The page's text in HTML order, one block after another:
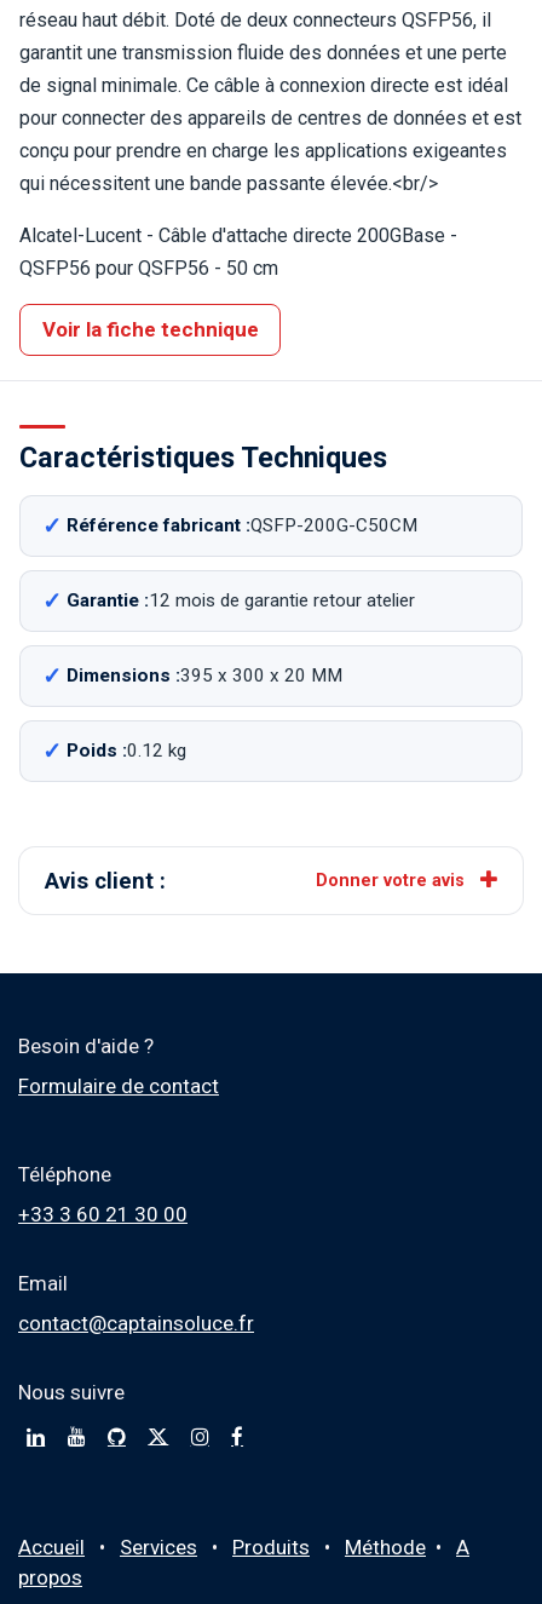
réseau haut débit. Doté de deux connecteurs QSFP56, il
garantit une transmission fluide des données et une perte
de signal minimale. Ce câble à connexion directe est idéal
pour connecter des appareils de centres de données et est
conçu pour prendre en charge les applications exigeantes
qui nécessitent une bande passante élevée.<br/>
Alcatel-Lucent - Câble d'attache directe 200GBase -
QSFP56 pour QSFP56 - 50 cm
Voir la fiche technique
Caractéristiques Techniques
Référence fabricant :QSFP-200G-C50CM
Garantie :12 mois de garantie retour atelier
Dimensions :395 x 300 x 20 MM
Poids :0.12 kg
Avis client : Donner votre avis
Besoin d'aide ?
Formulaire de contact
Téléphone
+33 3 60 21 30 00
Email
contact@captainsoluce.fr
Nous suivre
Accueil • Services • Produits • Méthode •
A
propos